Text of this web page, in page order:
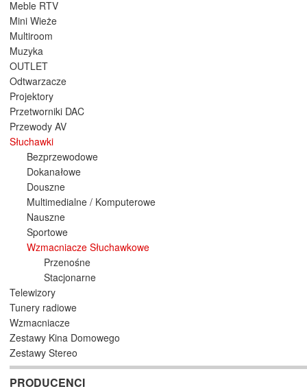
Meble RTV
Mini Wieże
Multiroom
Muzyka
OUTLET
Odtwarzacze
Projektory
Przetworniki DAC
Przewody AV
Słuchawki
Bezprzewodowe
Dokanałowe
Douszne
Multimedialne / Komputerowe
Nauszne
Sportowe
Wzmacniacze Słuchawkowe
Przenośne
Stacjonarne
Telewizory
Tunery radiowe
Wzmacniacze
Zestawy Kina Domowego
Zestawy Stereo
PRODUCENCI